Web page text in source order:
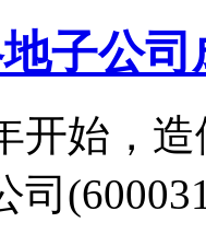
子公
开始，
司